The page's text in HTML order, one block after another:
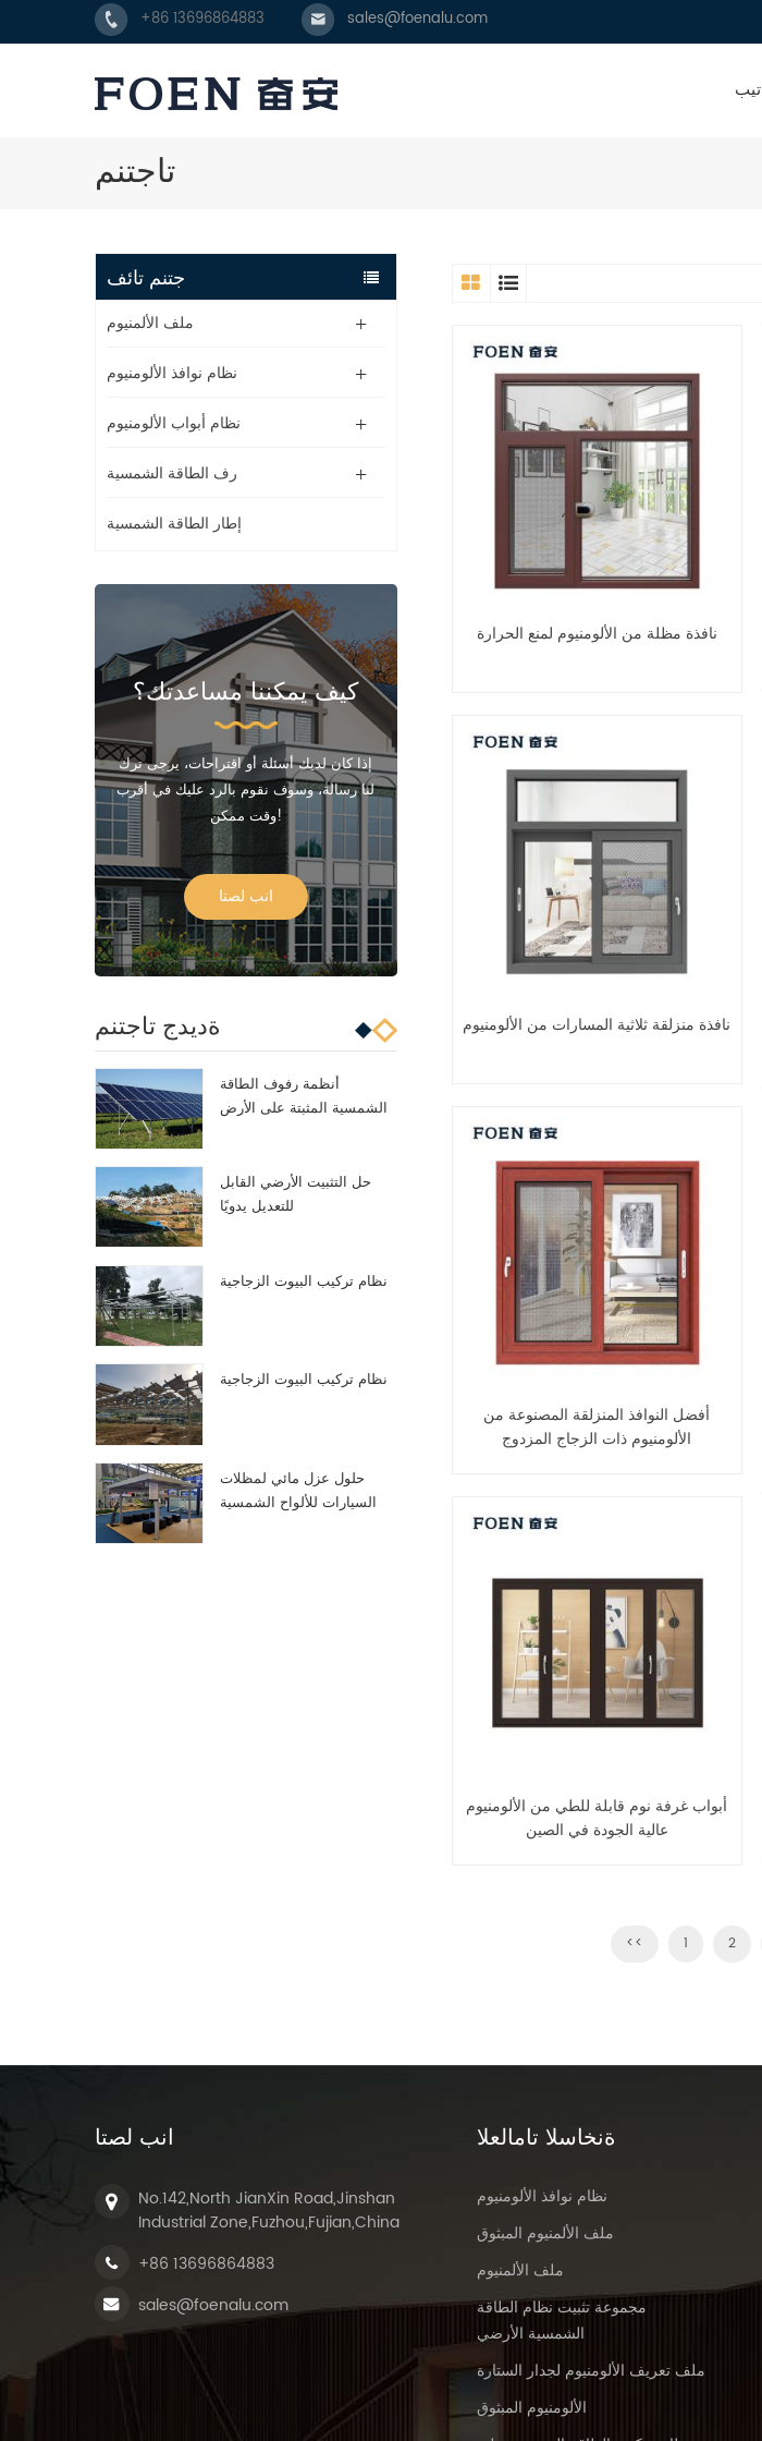
+86 13696864883 sales@foenalu.com
تيب
تاجتنم
جتنم تائف
ملف الألمنيوم
نظام نوافذ الألومنيوم
نظام أبواب الألومنيوم
رف الطاقة الشمسية
إطار الطاقة الشمسية
كيف يمكننا مساعدتك؟
إذا كان لديك أسئلة أو اقتراحات، يرجى ترك
لنا رسالة، وسوف نقوم بالرد عليك في أقرب
وقت ممكن!
انب لصتا
ةديدج تاجتنم
أنظمة رفوف الطاقة
الشمسية المثبتة على الأرض
حل التثبيت الأرضي القابل
للتعديل يدويًا
نظام تركيب البيوت الزجاجية
نظام تركيب البيوت الزجاجية
حلول عزل مائي لمظلات
السيارات للألواح الشمسية
نافذة مظلة من الألومنيوم لمنع الحرارة
نافذة منزلقة ثلاثية المسارات من الألومنيوم
أفضل النوافذ المنزلقة المصنوعة من
الألومنيوم ذات الزجاج المزدوج
أبواب غرفة نوم قابلة للطي من الألومنيوم
عالية الجودة في الصين
<< 1 2
انب لصتا
No.142,North JianXin Road,Jinshan
Industrial Zone,Fuzhou,Fujian,China
+86 13696864883
sales@foenalu.com
ةنخاسلا تامالعلا
نظام نوافذ الألومنيوم
ملف الألمنيوم المبثوق
ملف الألمنيوم
مجموعة تثبيت نظام الطاقة
الشمسية الأرضي
ملف تعريف الألومنيوم لجدار الستارة
الألومنيوم المبثوق